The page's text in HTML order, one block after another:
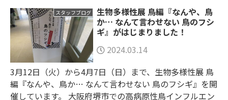
スタッフブログ
生物多様性展 鳥編『なんや、鳥
か… なんて言わせない 鳥のフシ
ギ』がはじまりました！
2024.03.14
3月12日（火）から4月7日（日）まで、生物多様性展 鳥
編『なんや、鳥か… なんて言わせない 鳥のフシギ』を開
催しています。 大阪府堺市での高病原性鳥インフルエン